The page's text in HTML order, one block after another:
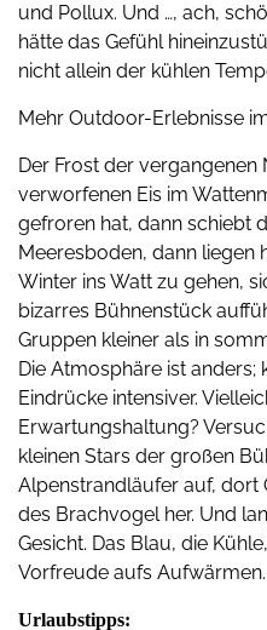
und Pollux. Und …, ach,
hätte das Gefühl
nicht allein der kühlen
Mehr Outdoor-Erlebnisse
Der Frost der vergangenen
verworfenen Eis im
gefroren hat, dann schiebt
Meeresboden, dann liegen
Winter ins Watt zu gehen,
bizarres Bühnenstück
Gruppen kleiner als in
Die Atmosphäre ist
Eindrücke intensiver.
Erwartungshaltung?
kleinen Stars der großen
Alpenstrandläufer auf, dort
des Brachvogel her. Und
Gesicht. Das Blau, die
Vorfreude aufs
Urlaubstipps: